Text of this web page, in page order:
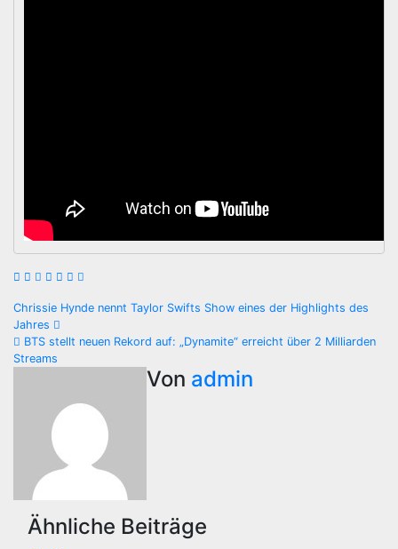
Beitragsnavigation
Chrissie Hynde nennt Taylor Swifts Show eines der Highlights des
Jahres
BTS stellt neuen Rekord auf: „Dynamite“ erreicht über 2 Milliarden
Streams
Von admin
Ähnliche Beiträge